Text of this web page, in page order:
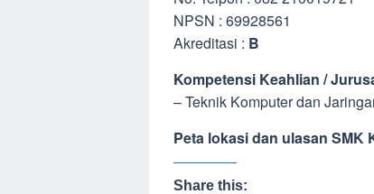
NPSN : 69928561
Akreditasi : B
Kompetensi Keahlian /
– Teknik Komputer dan
Peta lokasi dan ulasan SMK
Share this: